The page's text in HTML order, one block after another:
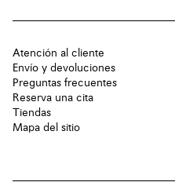
Atención al cliente
Envío y devoluciones
Preguntas frecuentes
Reserva una cita
Tiendas
Mapa del sitio